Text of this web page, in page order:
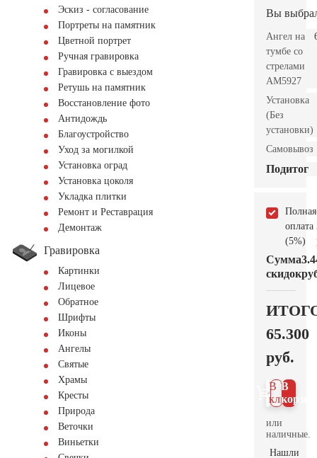
Эскиз - согласование
Портреты на памятник
Цветной портрет
Ручная гравировка
Гравировка с выездом
Ретушь на памятник
Восстановление фото
Антидождь
Благоустройство
Уход за могилкой
Установка оград
Установка цоколя
Укладка плитки
Ремонт и Реставрация
Демонтаж
Гравировка
Картинки
Лицевое
Обратное
Шрифты
Иконы
Ангелы
Святые
Храмы
Кресты
Природа
Веточки
Виньетки
Вы
Ангел на
тумбе со
стрелами
AM5927
Установка
(Без
установки)
Самовывоз
Подитог
Полная
оплата
(5%)
Сумма
скидок
65.300
руб.
В
В 1
клик
или
наличные.
Нашли